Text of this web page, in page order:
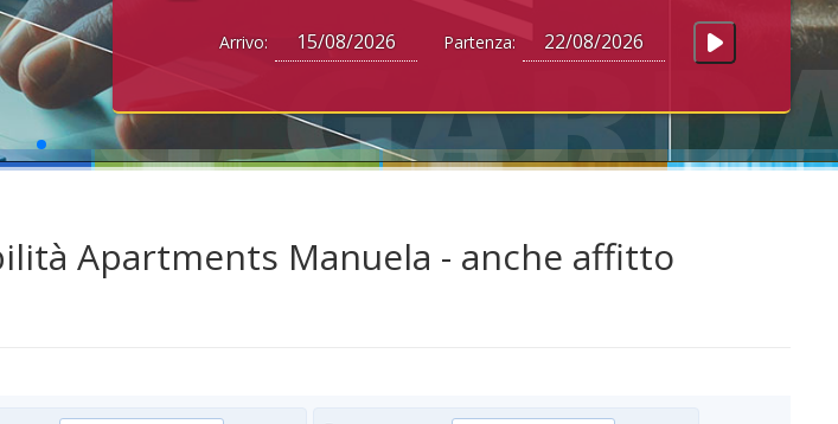
Arrivo: Partenza:
Apartments Manuela - anche affitto